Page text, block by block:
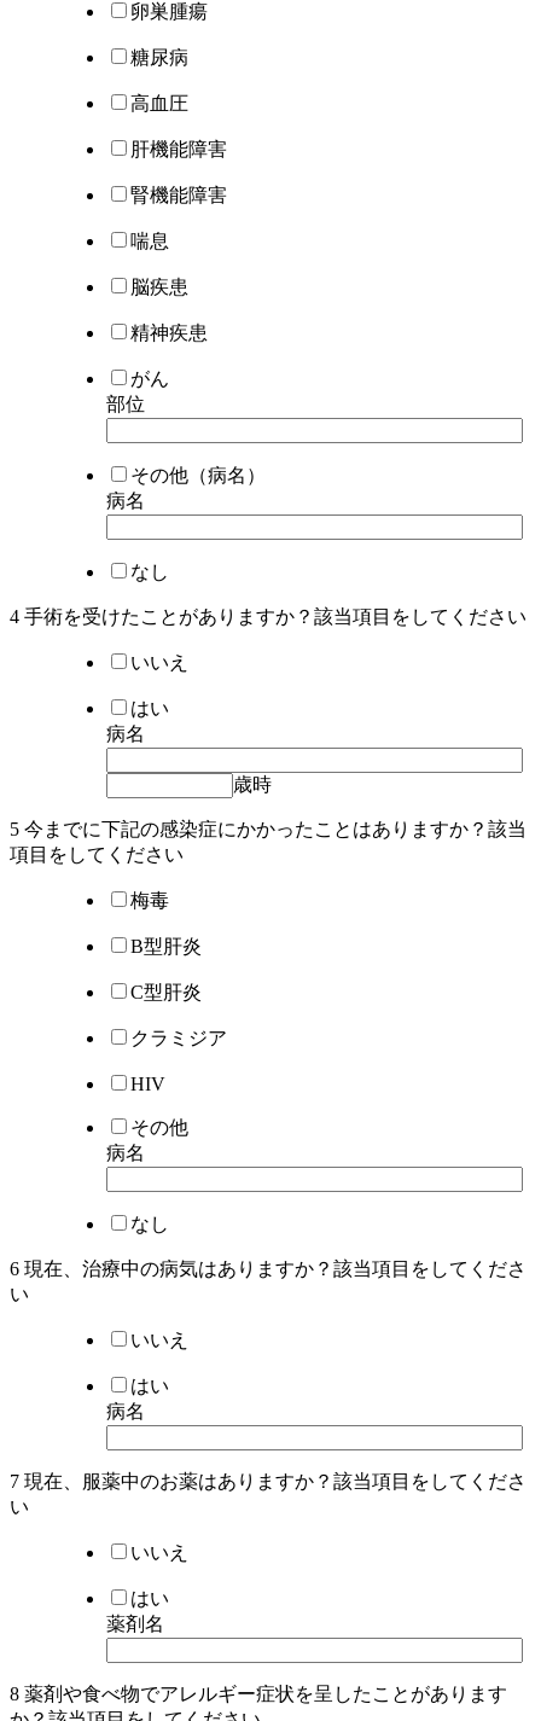
卵巣腫瘍
糖尿病
高血圧
肝機能障害
腎機能障害
喘息
脳疾患
精神疾患
がん
部位
その他（病名）
病名
なし
4 手術を受けたことがありますか？該当項目を してください
いいえ
はい
病名
歳時
5 今までに下記の感染症にかかったことはありますか？該当
項目を してください
梅毒
B型肝炎
C型肝炎
クラミジア
HIV
その他
病名
なし
6 現在、治療中の病気はありますか？該当項目を してくださ
い
いいえ
はい
病名
7 現在、服薬中のお薬はありますか？該当項目を してくださ
い
いいえ
はい
薬剤名
8 薬剤や食べ物でアレルギー症状を呈したことがあります